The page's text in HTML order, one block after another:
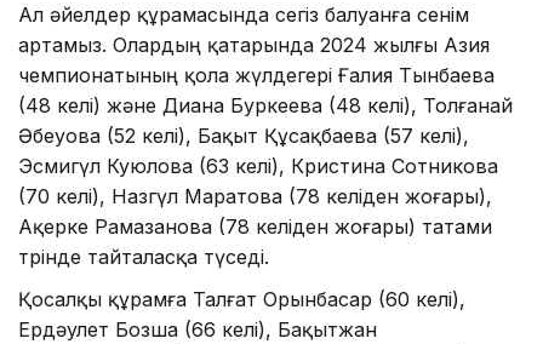
Ал әйелдер құрамасында сегіз балуанға сенім
артамыз. Олардың қатарында 2024 жылғы Азия
чемпионатының қола жүлдегері Ғалия Тынбаева
(48 келі) және Диана Буркеева (48 келі), Толғанай
Әбеуова (52 келі), Бақыт Құсақбаева (57 келі),
Эсмигүл Куюлова (63 келі), Кристина Сотникова
(70 келі), Назгүл Маратова (78 келіден жоғары),
Ақерке Рамазанова (78 келіден жоғары) татами
төрінде тайталасқа түседі.
Қосалқы құрамға Талғат Орынбасар (60 келі),
Ердәулет Бозша (66 келі), Бақытжан